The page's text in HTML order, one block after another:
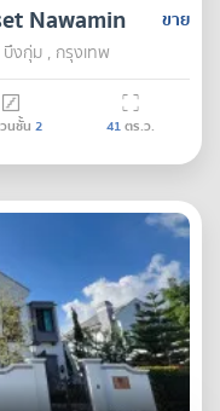
ขาย
Nawamin
งกุ่ม , กรุงเทพ
นชั้น 2 41ตร.ว.